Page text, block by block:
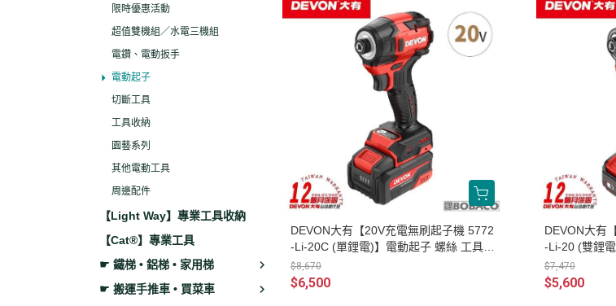
搬運器 • 搬運工具
六角 • 球型 •
限時優惠活動
超值雙機組／水電三機組
電鑽、電動扳手
電動起子
切斷工具
工具收納
園藝系列
其他電動工具
周邊配件
【Light Way】專業工具收納
【Cat®】專業工具
☛ 鐵梯 • 鋁梯 • 家用梯
☛ 搬運手推車 • 買菜車
DEVON大有【20V充電無刷起子機 5772
-Li-20C (單鋰電)】電動起子 螺絲 工具機
電鑽
$8,670
$6,500
DEVON大有
-Li-20 (雙鋰
電鑽
$7,470
$5,600